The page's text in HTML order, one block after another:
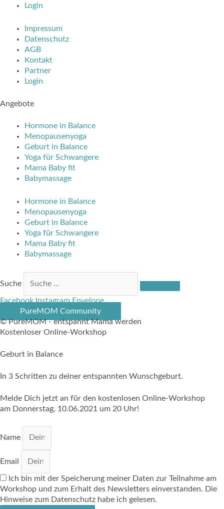
Login
Impressum
Datenschutz
AGB
Kontakt
Partner
Login
Angebote
Hormone in Balance
Menopausenyoga
Geburt in Balance
Yoga für Schwangere
Mama Baby fit
Babymassage
Hormone in Balance
Menopausenyoga
Geburt in Balance
Yoga für Schwangere
Mama Baby fit
Babymassage
Suche
Facebook Instagram Envelope
PureMOM Community
© PureMOM - entspannt Mama werden
Kostenloser Online-Workshop
Geburt in Balance
In 3 Schritten zu deiner entspannten Wunschgeburt.
Melde Dich jetzt an für den kostenlosen Online-Workshop
am Donnerstag, 10.06.2021 um 20 Uhr!
Name
Email
Ich bin mit der Speicherung meiner Daten zur Teilnahme am
Workshop und zum Erhalt des Newsletters einverstanden. Die
Hinweise zum Datenschutz habe ich gelesen.